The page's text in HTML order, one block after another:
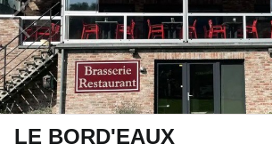
LE BORD'EAUX